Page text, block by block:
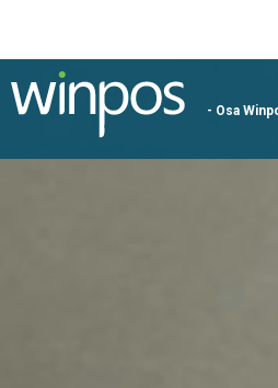
- Osa